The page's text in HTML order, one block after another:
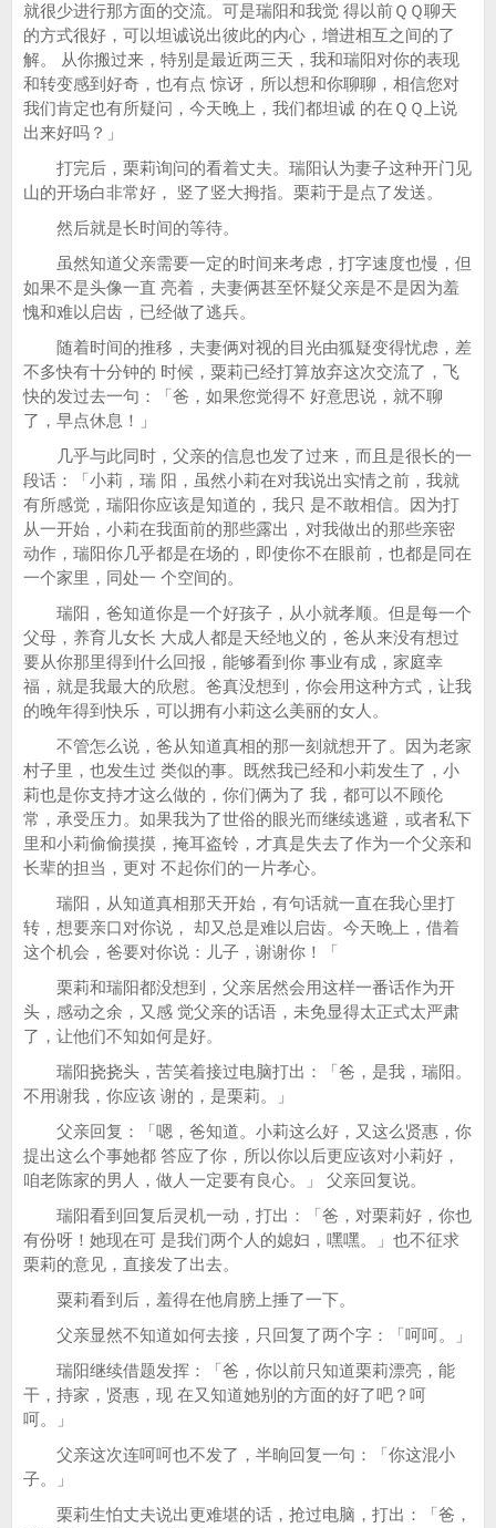
就很少进行那方面的交流。可是瑞阳和我觉 得以前ＱＱ聊天
的方式很好，可以坦诚说出彼此的内心，增进相互之间的了
解。 从你搬过来，特别是最近两三天，我和瑞阳对你的表现
和转变感到好奇，也有点 惊讶，所以想和你聊聊，相信您对
我们肯定也有所疑问，今天晚上，我们都坦诚 的在ＱＱ上说
出来好吗？」
打完后，栗莉询问的看着丈夫。瑞阳认为妻子这种开门见
山的开场白非常好， 竖了竖大拇指。栗莉于是点了发送。
然后就是长时间的等待。
虽然知道父亲需要一定的时间来考虑，打字速度也慢，但
如果不是头像一直 亮着，夫妻俩甚至怀疑父亲是不是因为羞
愧和难以启齿，已经做了逃兵。
随着时间的推移，夫妻俩对视的目光由狐疑变得忧虑，差
不多快有十分钟的 时候，粟莉已经打算放弃这次交流了，飞
快的发过去一句：「爸，如果您觉得不 好意思说，就不聊
了，早点休息！」
几乎与此同时，父亲的信息也发了过来，而且是很长的一
段话：「小莉，瑞 阳，虽然小莉在对我说出实情之前，我就
有所感觉，瑞阳你应该是知道的，我只 是不敢相信。因为打
从一开始，小莉在我面前的那些露出，对我做出的那些亲密
动作，瑞阳你几乎都是在场的，即使你不在眼前，也都是同在
一个家里，同处一 个空间的。
瑞阳，爸知道你是一个好孩子，从小就孝顺。但是每一个
父母，养育儿女长 大成人都是天经地义的，爸从来没有想过
要从你那里得到什么回报，能够看到你 事业有成，家庭幸
福，就是我最大的欣慰。爸真没想到，你会用这种方式，让我
的晚年得到快乐，可以拥有小莉这么美丽的女人。
不管怎么说，爸从知道真相的那一刻就想开了。因为老家
村子里，也发生过 类似的事。既然我已经和小莉发生了，小
莉也是你支持才这么做的，你们俩为了 我，都可以不顾伦
常，承受压力。如果我为了世俗的眼光而继续逃避，或者私下
里和小莉偷偷摸摸，掩耳盗铃，才真是失去了作为一个父亲和
长辈的担当，更对 不起你们的一片孝心。
瑞阳，从知道真相那天开始，有句话就一直在我心里打
转，想要亲口对你说， 却又总是难以启齿。今天晚上，借着
这个机会，爸要对你说：儿子，谢谢你！「
栗莉和瑞阳都没想到，父亲居然会用这样一番话作为开
头，感动之余，又感 觉父亲的话语，未免显得太正式太严肃
了，让他们不知如何是好。
瑞阳挠挠头，苦笑着接过电脑打出：「爸，是我，瑞阳。
不用谢我，你应该 谢的，是栗莉。」
父亲回复：「嗯，爸知道。小莉这么好，又这么贤惠，你
提出这么个事她都 答应了你，所以你以后更应该对小莉好，
咱老陈家的男人，做人一定要有良心。」 父亲回复说。
瑞阳看到回复后灵机一动，打出：「爸，对栗莉好，你也
有份呀！她现在可 是我们两个人的媳妇，嘿嘿。」也不征求
栗莉的意见，直接发了出去。
粟莉看到后，羞得在他肩膀上捶了一下。
父亲显然不知道如何去接，只回复了两个字：「呵呵。」
瑞阳继续借题发挥：「爸，你以前只知道栗莉漂亮，能
干，持家，贤惠，现 在又知道她别的方面的好了吧？呵
呵。」
父亲这次连呵呵也不发了，半晌回复一句：「你这混小
子。」
栗莉生怕丈夫说出更难堪的话，抢过电脑，打出：「爸，